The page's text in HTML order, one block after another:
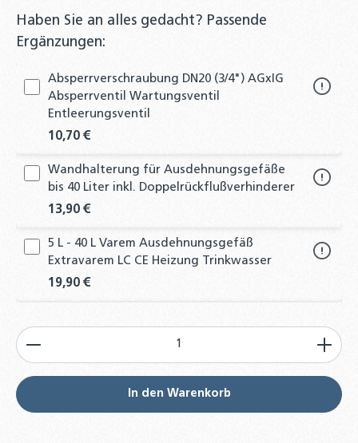
Haben Sie an alles gedacht? Passende
Ergänzungen:
Absperrverschraubung DN20 (3/4") AGxIG
Absperrventil Wartungsventil
Entleerungsventil
10,70 €
Wandhalterung für Ausdehnungsgefäße
bis 40 Liter inkl. Doppelrückflußverhinderer
13,90 €
5 L - 40 L Varem Ausdehnungsgefäß
Extravarem LC CE Heizung Trinkwasser
19,90 €
59,90 €
Produkt Anzahl: Gib den gewünschten Wert ein
In den Warenkorb